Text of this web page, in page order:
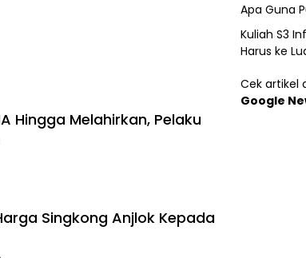
Hingga Melahirkan, Pelaku
Singkong Anjlok Kepada
Apa Guna
Kuliah S3
Harus ke
Cek artikel
Google